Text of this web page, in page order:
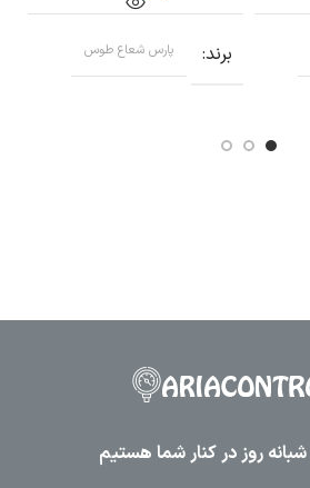
برند پارس شعاع طوس